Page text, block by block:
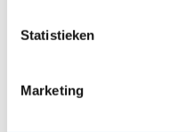
Statistieken
Marketing